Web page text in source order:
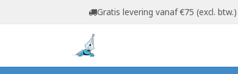
Overslaan naar inhoudGratis levering vanaf €75 (excl. btw.)